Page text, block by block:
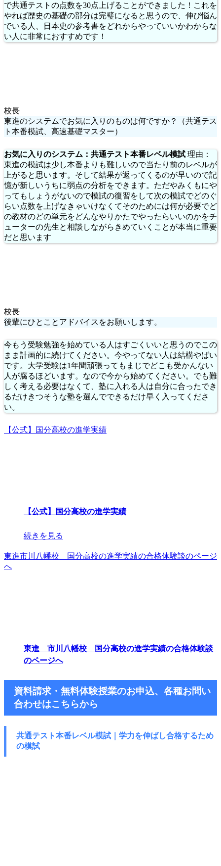
で共通テストの点数を30点上げることができました！これを
やれば歴史の基礎の部分は完璧になると思うので、伸び悩ん
でいる人、日本史の参考書をどれからやっていいかわからな
い人に非常におすすめです！
校長
東進のシステムでお気に入りのものは何ですか？（共通テス
ト本番模試、高速基礎マスター）
お気に入りのシステム：共通テスト本番レベル模試 理由：
東進の模試は少し本番よりも難しいので当たり前のレベルが
上がると思います。そして結果が返ってくるのが早いので記
憶が新しいうちに弱点の分析をできます。ただやみくもにや
ってもしょうがないので模試の復習をして次の模試でどのぐ
らい点数を上げなきゃいけなくてそのためには何が必要でど
の教材のどの単元をどんなやりかたでやったらいいのかをチ
ューターの先生と相談しながらきめていくことが本当に重要
だと思います
校長
後輩にひとことアドバイスをお願いします。
今もう受験勉強を始めている人はすごくいいと思うのでこの
まま計画的に続けてください。今やってない人は結構やばい
です。大学受験は1年間頑張ってもまじでどこも受かんない
人が腐るほどいます。なので今から始めてください。でも難
しく考える必要はなくて、塾に入れる人は自分に合ったでき
るだけきつそうな塾を選んでできるだけ早く入ってくださ
い。
【公式】国分高校の進学実績
【公式】国分高校の進学実績
続きを見る
東進市川八幡校 国分高校の進学実績の合格体験談のページ
へ
東進 市川八幡校 国分高校の進学実績の合格体験談
のページへ
資料請求・無料体験授業のお申込、各種お問い
合わせはこちらから
共通テスト本番レベル模試｜学力を伸ばし合格するため
の模試